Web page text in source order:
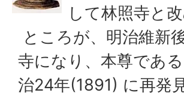
して林照寺と改
ところが、明治維新
寺になり、本尊であ
治24年(1891) に再発